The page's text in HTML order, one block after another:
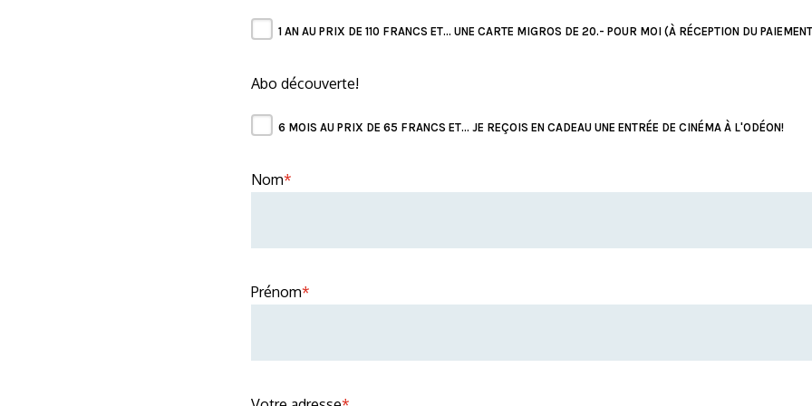
1 AN AU PRIX DE 110 FRANCS ET... UNE CARTE MIGROS DE 20.- POUR MOI (À RÉCEPTION DU
Abo découverte!
6 MOIS AU PRIX DE 65 FRANCS ET... JE REÇOIS EN CADEAU UNE ENTRÉE DE CINÉMA À L'ODÉON!
Nom*
Prénom*